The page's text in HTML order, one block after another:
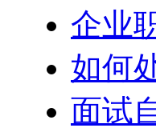
企业
如何
面试